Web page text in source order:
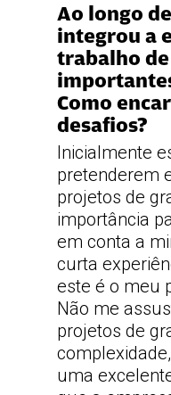
Ao longo
integrou a
trabalho
Como
desafios?
Inicialmente
pretenderem
projetos de
importância
em conta a
curta
este é o meu
Não me
projetos de
uma